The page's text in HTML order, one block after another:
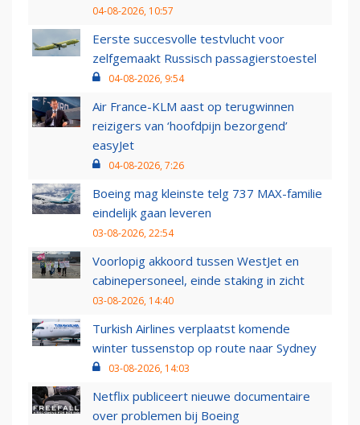
04-08-2026, 10:57
Eerste succesvolle testvlucht voor
zelfgemaakt Russisch passagierstoestel
04-08-2026, 9:54
Air France-KLM aast op terugwinnen
reizigers van ‘hoofdpijn bezorgend’
easyJet
04-08-2026, 7:26
Boeing mag kleinste telg 737 MAX-familie
eindelijk gaan leveren
03-08-2026, 22:54
Voorlopig akkoord tussen WestJet en
cabinepersoneel, einde staking in zicht
03-08-2026, 14:40
Turkish Airlines verplaatst komende
winter tussenstop op route naar Sydney
03-08-2026, 14:03
Netflix publiceert nieuwe documentaire
over problemen bij Boeing